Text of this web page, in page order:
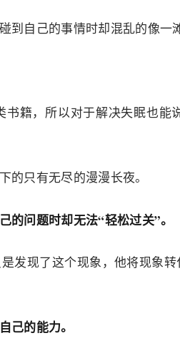
到自己的事情时却混乱的像一
籍，所以对于解决失眠也
只有无尽的漫漫长夜。
问题时却无法“轻松过关”。
现了这个现象，他将现象
己的能力。